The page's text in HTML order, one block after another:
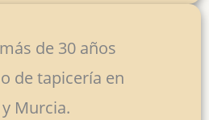
de 30 años
de tapicería en
Murcia.